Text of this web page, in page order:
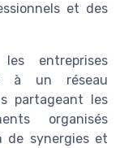
et des
entreprises
à un réseau
partageant les
organisés
de synergies et